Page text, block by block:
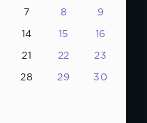
7 8 9
14 15 16
21 22 23
28 29 30